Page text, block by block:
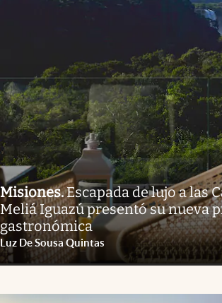
Misiones.Escapada de lujo a las
Meliá Iguazú presentó su nueva
gastronómica
Luz De Sousa Quintas